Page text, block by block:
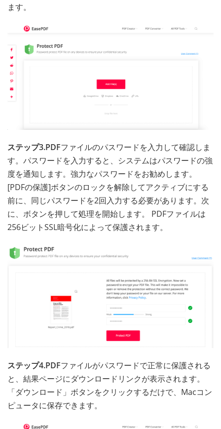
ます。
ステップ3.PDFファイルのパスワードを入力して確認しま
す。パスワードを入力すると、システムはパスワードの強
度を通知します。強力なパスワードをお勧めします。
[PDFの保護]ボタンのロックを解除してアクティブにする
前に、同じパスワードを2回入力する必要があります。次
に、ボタンを押して処理を開始します。 PDFファイルは
256ビットSSL暗号化によって保護されます。
ステップ4.PDFファイルがパスワードで正常に保護される
と、結果ページにダウンロードリンクが表示されます。
「ダウンロード」ボタンをクリックするだけで、Macコン
ピュータに保存できます。